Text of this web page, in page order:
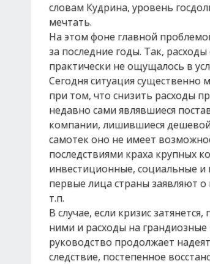
словам Кудрина, уровень
мечтать.
На этом фоне главной
за последние годы. Так,
практически не ощущалось в
Сегодня ситуация существенно
при том, что снизить расходы
недавно сами являвшиеся
компании, лишившиеся
самотек оно не имеет
последствиями краха крупных
инвестиционные, социальные и
первые лица страны заявляют
т.п.
В случае, если кризис
ними и расходы на грандиозные
руководство продолжает
следствие, постепенное